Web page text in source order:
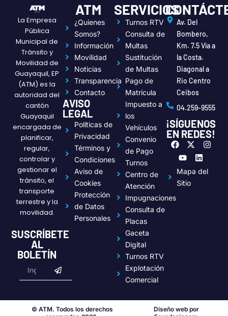
La Empresa
Pública
Municipal de
Tránsito y
Movilidad de
Guayaquil, EP
(ATM) es la
autoridad del
cantón
Guayaquil
encargada de
planificar,
regular,
controlar y
gestionar el
tránsito, el
transporte
terrestre y la
movilidad.
SUSCRÍBETE
AL
BOLETÍN
ATM
¿Quienes
Somos?
Información
Movilidad
Noticias
Transparencia
Contacto
AVISO
LEGAL
Políticas de
Privacidad
Términos y
Condiciones
Aviso de
Cookies
Protección
de Datos
Personales
SERVICIOS
Turnos RTV
Consulta de
Multas
Sustitución
de Multas
Pago de
Matrícula
Impuesto a
los
Vehículos
Convenio
de Pago
Turnos
Centro de
Atención
Impugnaciones
Consulta de
Placas
Gaceta
Digital
Turnos RTV
Explotación
Comercial
Av. Del
Bombero,
Km. 7.5 Vía a
la Costa.
Diagonal a
Rio Centro
Ceibos
04.259-9555
¡SÍGUENOS
EN REDES!
F
a
c
e
b
o
k
X
-
i
t
I
n
t
a
Y
u
t
u
b
n
k
e
Mapa del
Sitio
© ATM. Todos los derechos
Diseño web por